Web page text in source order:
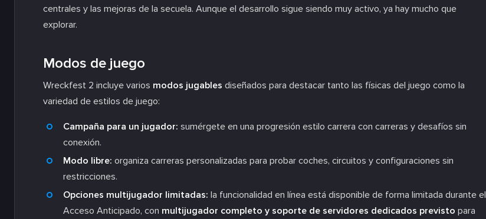
centrales y las mejoras de la secuela. Aunque el desarrollo sigue siendo muy activo, ya hay mucho que
explorar.
Modos de juego
Wreckfest 2 incluye varios modos jugables diseñados para destacar tanto las físicas del juego como la
variedad de estilos de juego:
Campaña para un jugador: sumérgete en una progresión estilo carrera con carreras y desafíos sin
conexión.
Modo libre: organiza carreras personalizadas para probar coches, circuitos y configuraciones sin
restricciones.
Opciones multijugador limitadas: la funcionalidad en línea está disponible de forma limitada durante el
Acceso Anticipado, con multijugador completo y soporte de servidores dedicados previsto para